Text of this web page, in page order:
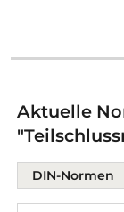
Aktuelle
DIN-Normen